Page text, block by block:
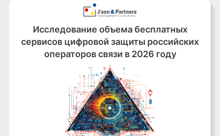
Исследование объема бесплатных
сервисов цифровой защиты российских
операторов связи в 2026 году